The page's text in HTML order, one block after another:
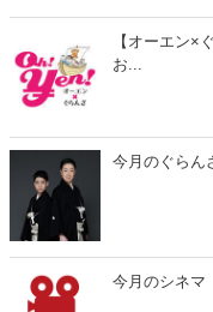
【オーエン×
お...
今月のぐらん
今月のシネマ